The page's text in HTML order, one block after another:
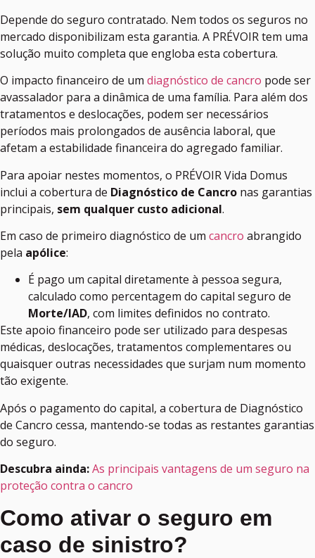
Depende do seguro contratado. Nem todos os seguros no
mercado disponibilizam esta garantia. A PRÉVOIR tem uma
solução muito completa que engloba esta cobertura.
O impacto financeiro de um diagnóstico de cancro pode ser
avassalador para a dinâmica de uma família. Para além dos
tratamentos e deslocações, podem ser necessários
períodos mais prolongados de ausência laboral, que
afetam a estabilidade financeira do agregado familiar.
Para apoiar nestes momentos, o PRÉVOIR Vida Domus
inclui a cobertura de Diagnóstico de Cancro nas garantias
principais, sem qualquer custo adicional.
Em caso de primeiro diagnóstico de um cancro abrangido
pela apólice:
É pago um capital diretamente à pessoa segura,
calculado como percentagem do capital seguro de
Morte/IAD, com limites definidos no contrato.
Este apoio financeiro pode ser utilizado para despesas
médicas, deslocações, tratamentos complementares ou
quaisquer outras necessidades que surjam num momento
tão exigente.
Após o pagamento do capital, a cobertura de Diagnóstico
de Cancro cessa, mantendo-se todas as restantes garantias
do seguro.
Descubra ainda:As principais vantagens de um seguro na
proteção contra o cancro
Como ativar o seguro em
caso de sinistro?